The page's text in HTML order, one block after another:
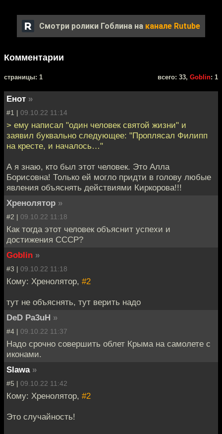
Смотри ролики Гоблина на канале Rutube
Комментарии
cтраницы: 1 всего: 33, Goblin: 1
Енот »
#1 | 09.10.22 11:14
> ему написал "один человек святой жизни" и
заявил буквально следующее: "Проплясал Филипп
на кресте, и началось…"
А я знаю, кто был этот человек. Это Алла
Борисовна! Только ей могло придти в голову любые
явления объяснять действиями Киркорова!!!
Хренолятор »
#2 | 09.10.22 11:18
Как тогда этот человек объяснит успехи и
достижения СССР?
Goblin »
#3 | 09.10.22 11:18
Кому: Хренолятор, #2
тут не объяснять, тут верить надо
DeD Pa3uH »
#4 | 09.10.22 11:37
Надо срочно совершить облет Крыма на самолете с
иконами.
Slawa »
#5 | 09.10.22 11:42
Кому: Хренолятор, #2
Это случайность!